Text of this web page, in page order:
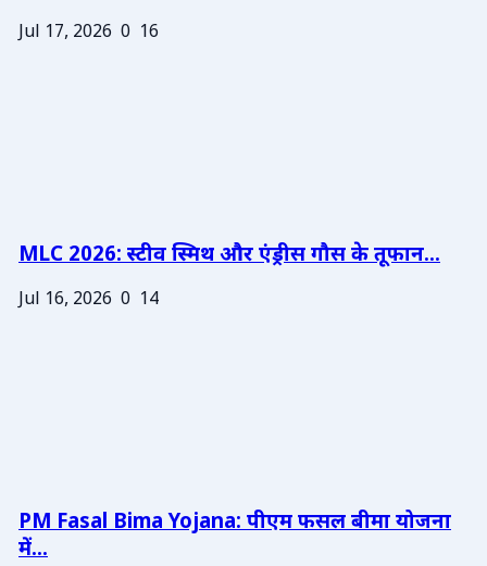
Jul 17, 2026 0 16
MLC 2026: स्टीव स्मिथ और एंड्रीस गौस के तूफान...
Jul 16, 2026 0 14
PM Fasal Bima Yojana: पीएम फसल बीमा योजना
में...